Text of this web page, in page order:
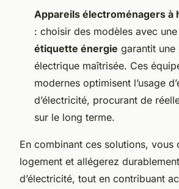
Appareils électroménagers à
: choisir des modèles avec
étiquette énergie garantit
électrique maîtrisée. Ces
modernes optimisent l’usage
d’électricité, procurant de
sur le long terme.
En combinant ces solutions, vous
logement et allégerez
d’électricité, tout en contribuant